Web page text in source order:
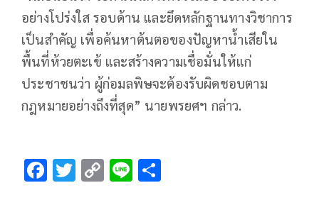
อย่างโปร่งใส รอบด้าน และยึดหลักฐานทางวิชาการ
เป็นสำคัญ เพื่อค้นหาต้นตอของปัญหาน้ำเสียใน
พื้นที่ห้วยตะเข้ และสร้างความเชื่อมั่นให้แก่
ประชาชนว่า ผู้ก่อมลพิษจะต้องรับผิดชอบตาม
กฎหมายอย่างถึงที่สุด” นายพรยศฯ กล่าว.
F T C Li